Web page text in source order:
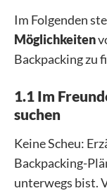
Im Folgenden
Möglichkeiten
Backpacking zu
1.1 Im
suchen
Keine Scheu:
Backpacking-
unterwegs bist.